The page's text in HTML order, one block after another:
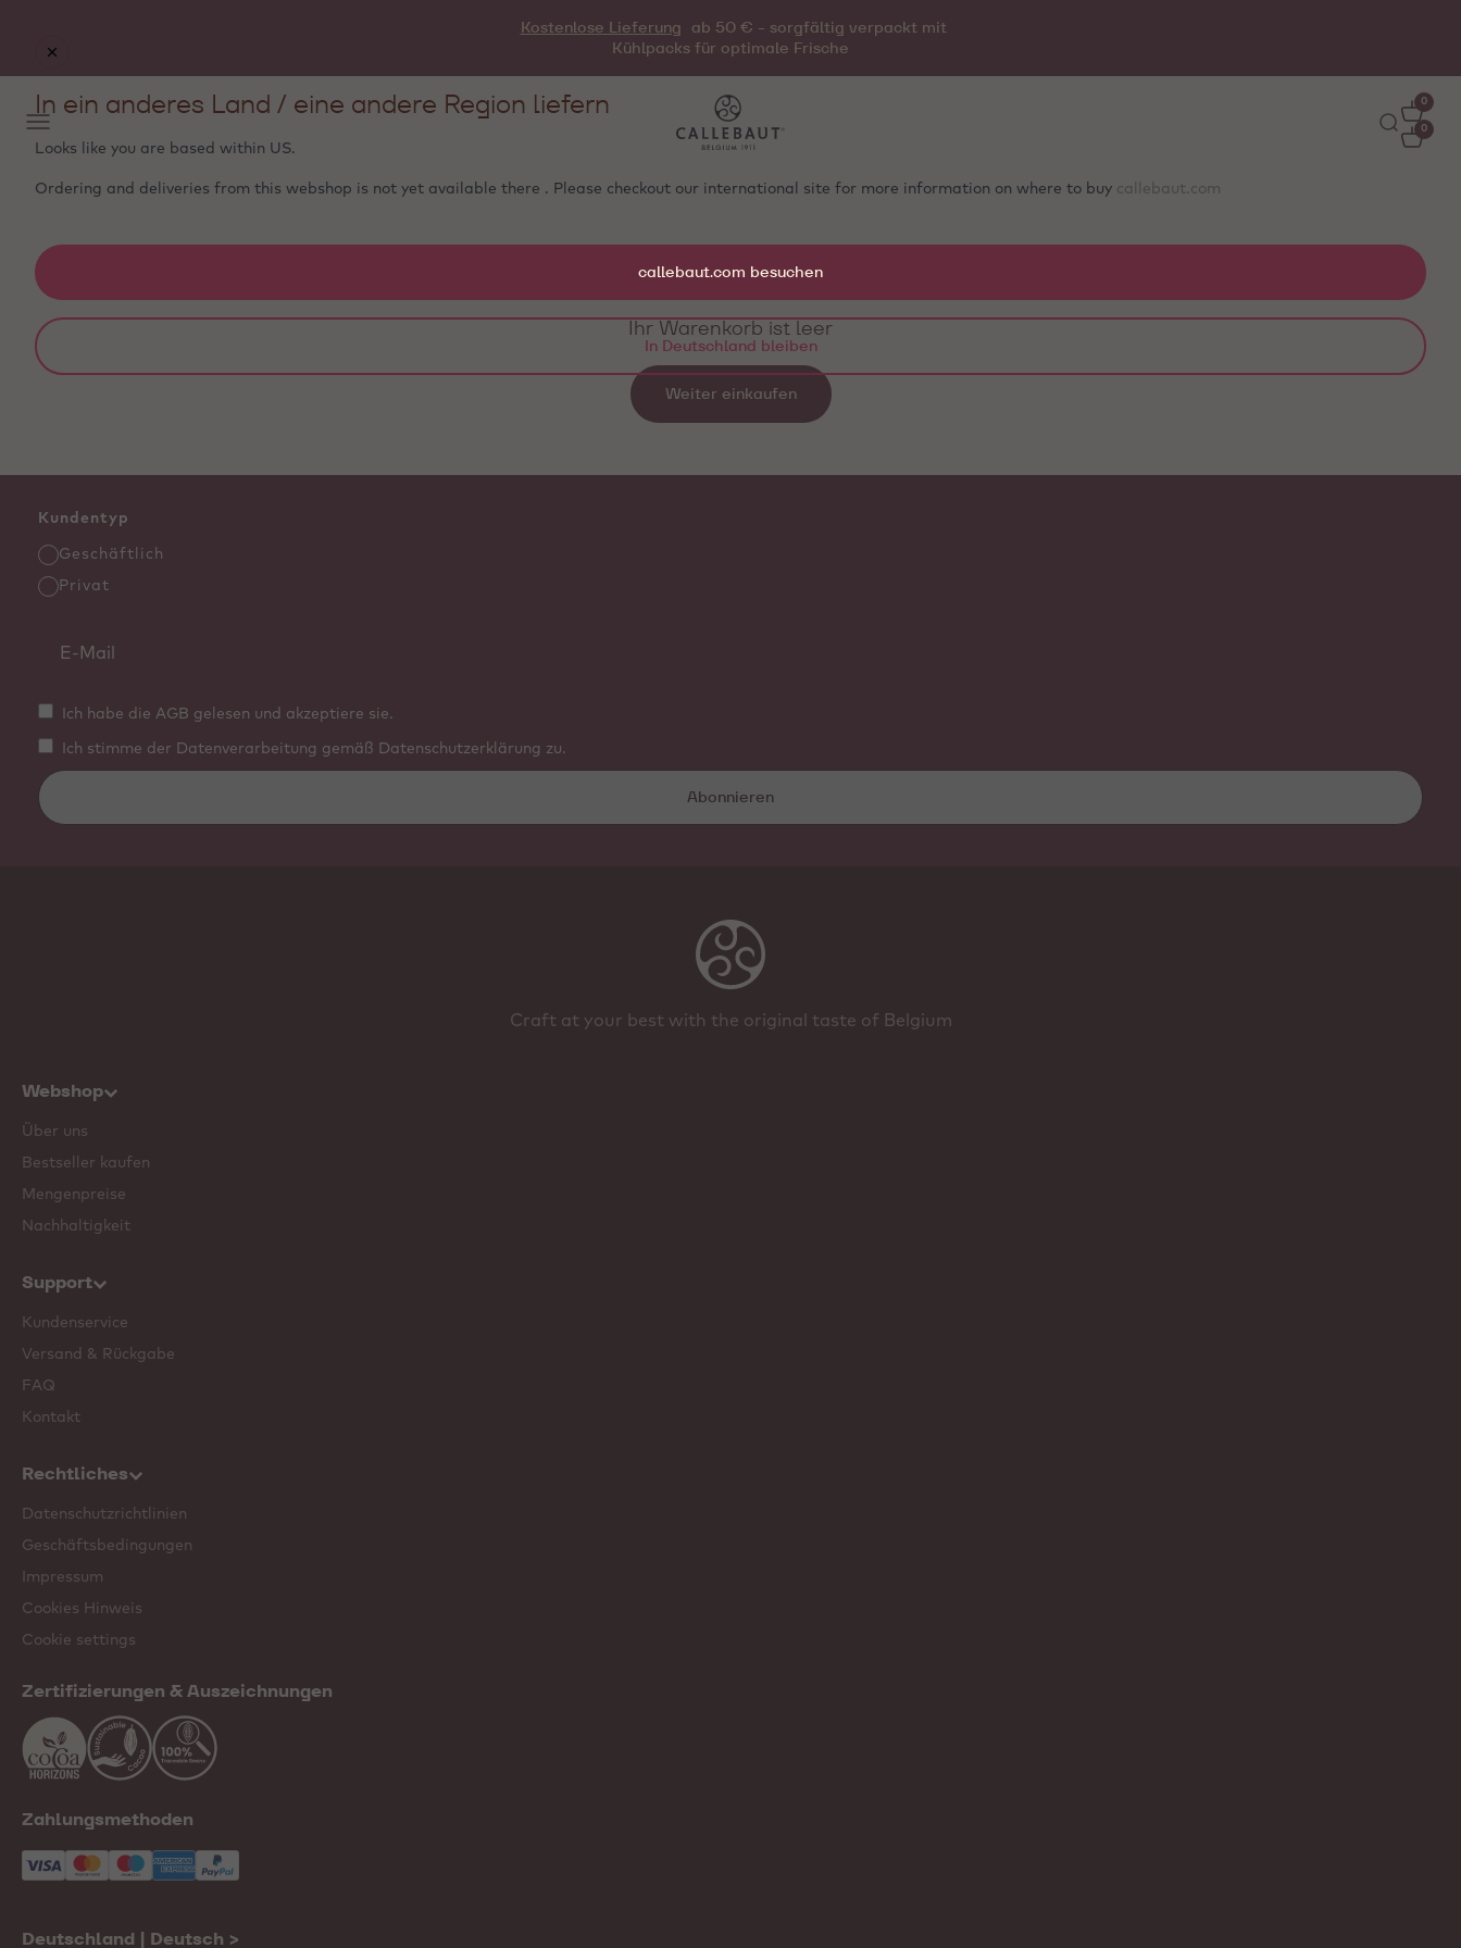
Kostenlose Lieferung
ab 50 € - sorgfältig verpackt mit
Kühlpacks für optimale Frische
0
0
Ihr Warenkorb ist leer
Weiter einkaufen
Kundentyp
Geschäftlich
Privat
Ich habe die AGB gelesen und akzeptiere sie.
Ich stimme der Datenverarbeitung gemäß Datenschutzerklärung zu.
Abonnieren
Craft at your best with the original taste of Belgium
Webshop
Über uns
Bestseller kaufen
Mengenpreise
Nachhaltigkeit
Support
Kundenservice
Versand & Rückgabe
FAQ
Kontakt
Rechtliches
Datenschutzrichtlinien
Geschäftsbedingungen
Impressum
Cookies Hinweis
Cookie settings
Zertifizierungen & Auszeichnungen
Zahlungsmethoden
Deutschland | Deutsch >
In ein anderes Land / eine andere Region liefern
Looks like you are based within US.
Ordering and deliveries from this webshop is not yet available there . Please checkout our international site for more information on where to buy callebaut.com
callebaut.com besuchen
In Deutschland bleiben